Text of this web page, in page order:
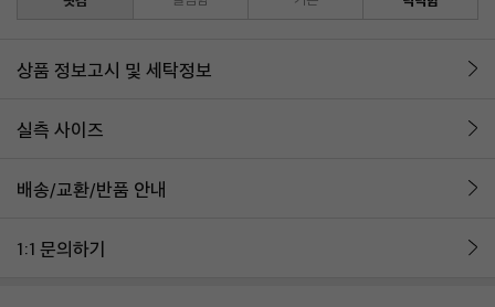
상품 정보고시 및 세탁정보
실측 사이즈
배송/교환/반품 안내
1:1 문의하기